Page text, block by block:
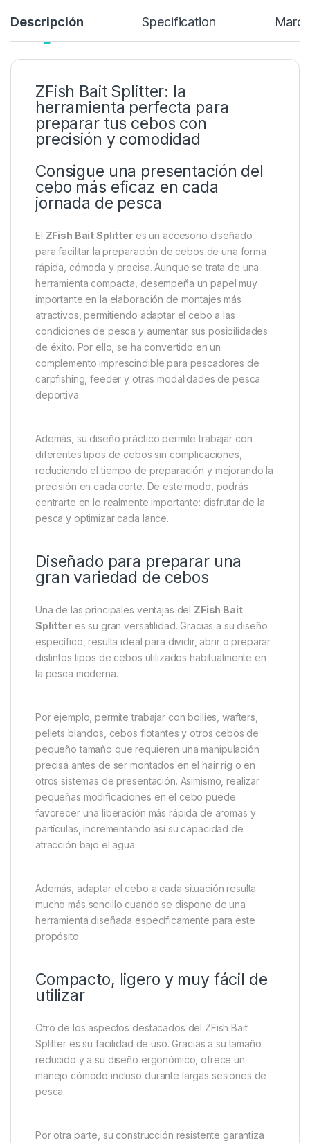
Descripción Specification Marca
ZFish Bait Splitter: la
herramienta perfecta para
preparar tus cebos con
precisión y comodidad
Consigue una presentación del
cebo más eficaz en cada
jornada de pesca
El ZFish Bait Splitteres un accesorio diseñado
para facilitar la preparación de cebos de una forma
rápida, cómoda y precisa. Aunque se trata de una
herramienta compacta, desempeña un papel muy
importante en la elaboración de montajes más
atractivos, permitiendo adaptar el cebo a las
condiciones de pesca y aumentar sus posibilidades
de éxito. Por ello, se ha convertido en un
complemento imprescindible para pescadores de
carpfishing, feeder y otras modalidades de pesca
deportiva.
Además, su diseño práctico permite trabajar con
diferentes tipos de cebos sin complicaciones,
reduciendo el tiempo de preparación y mejorando la
precisión en cada corte. De este modo, podrás
centrarte en lo realmente importante: disfrutar de la
pesca y optimizar cada lance.
Diseñado para preparar una
gran variedad de cebos
Una de las principales ventajas del ZFish Bait
Splitteres su gran versatilidad. Gracias a su diseño
específico, resulta ideal para dividir, abrir o preparar
distintos tipos de cebos utilizados habitualmente en
la pesca moderna.
Por ejemplo, permite trabajar con boilies, wafters,
pellets blandos, cebos flotantes y otros cebos de
pequeño tamaño que requieren una manipulación
precisa antes de ser montados en el hair rig o en
otros sistemas de presentación. Asimismo, realizar
pequeñas modificaciones en el cebo puede
favorecer una liberación más rápida de aromas y
partículas, incrementando así su capacidad de
atracción bajo el agua.
Además, adaptar el cebo a cada situación resulta
mucho más sencillo cuando se dispone de una
herramienta diseñada específicamente para este
propósito.
Compacto, ligero y muy fácil de
utilizar
Otro de los aspectos destacados del ZFish Bait
Splitter es su facilidad de uso. Gracias a su tamaño
reducido y a su diseño ergonómico, ofrece un
manejo cómodo incluso durante largas sesiones de
pesca.
Por otra parte, su construcción resistente garantiza